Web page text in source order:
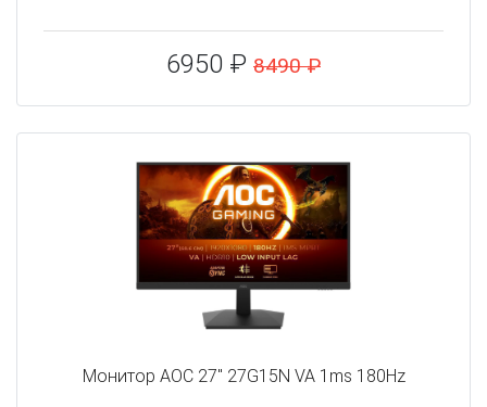
6950 ₽ 8490 ₽
Монитор AOC 27" 27G15N VA 1ms 180Hz